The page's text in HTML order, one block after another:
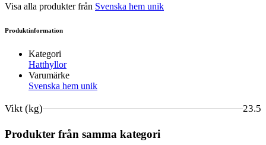
Visa alla produkter från Svenska hem unik
Produktinformation
Kategori
Hatthyllor
Varumärke
Svenska hem unik
Vikt (kg) 23.5
Produkter från samma kategori